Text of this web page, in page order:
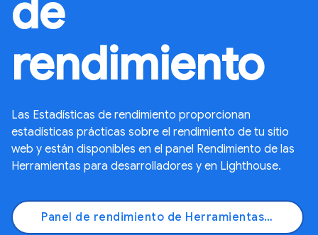
de
rendimiento
Las Estadísticas de rendimiento proporcionan
estadísticas prácticas sobre el rendimiento de tu sitio
web y están disponibles en el panel Rendimiento de las
Herramientas para desarrolladores y en Lighthouse.
Panel de rendimiento de Herramientas para desarrolladores